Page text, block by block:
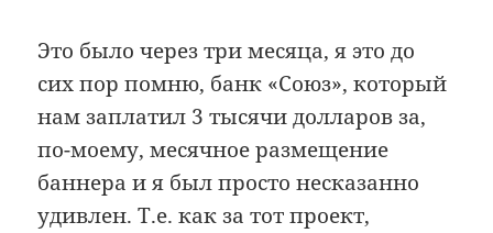
Это было через три месяца, я это до
сих пор помню, банк «Союз», который
нам заплатил 3 тысячи долларов за,
по-моему, месячное размещение
баннера и я был просто несказанно
удивлен. Т.е. как за тот проект,